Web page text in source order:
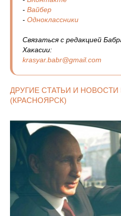
- Вайбер
- Одноклассники
Связаться с редакцией
Хакасии:
krasyar.babr@gmail.com
ДРУГИЕ СТАТЬИ И НОВОСТИ
(КРАСНОЯРСК)